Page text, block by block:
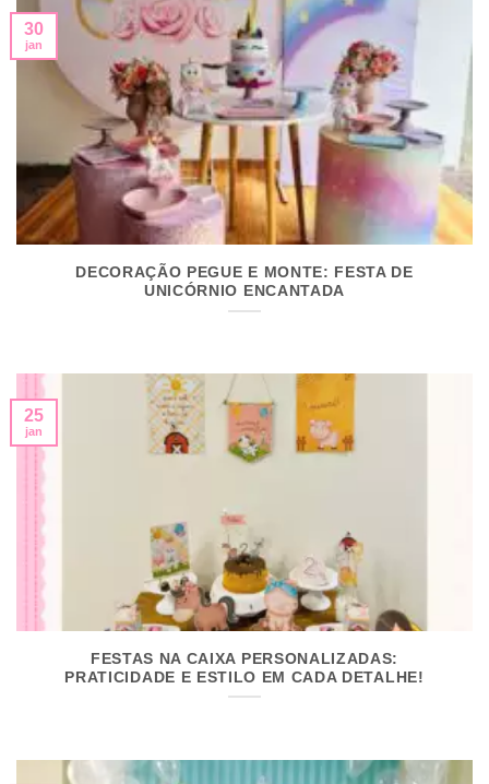
DECORAÇÃO PEGUE E MONTE: FESTA DE
UNICÓRNIO ENCANTADA
30
jan
FESTAS NA CAIXA PERSONALIZADAS:
PRATICIDADE E ESTILO EM CADA DETALHE!
25
jan